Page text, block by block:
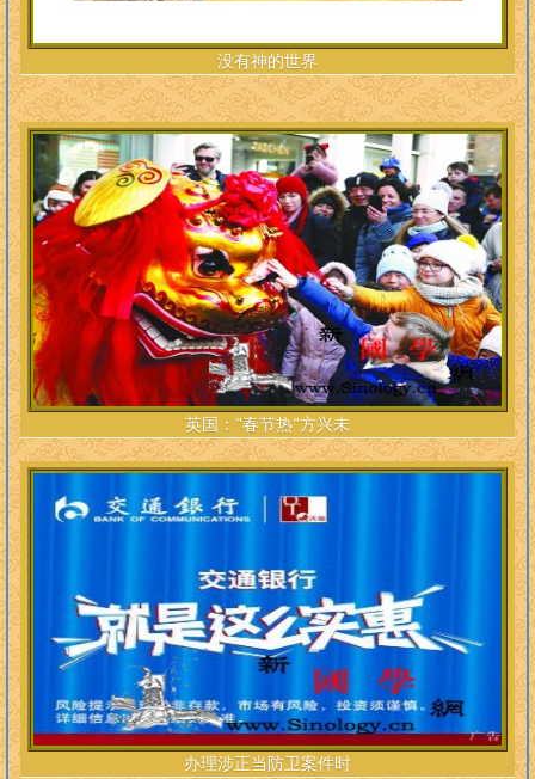
没有神的世界
英国："春节热"方兴未
办理涉正当防卫案件时